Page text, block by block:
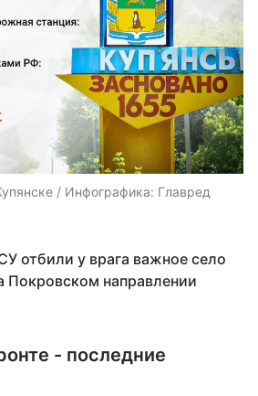
/ Инфографика: Главред
отбили у врага важное село
Покровском направлении
- последние